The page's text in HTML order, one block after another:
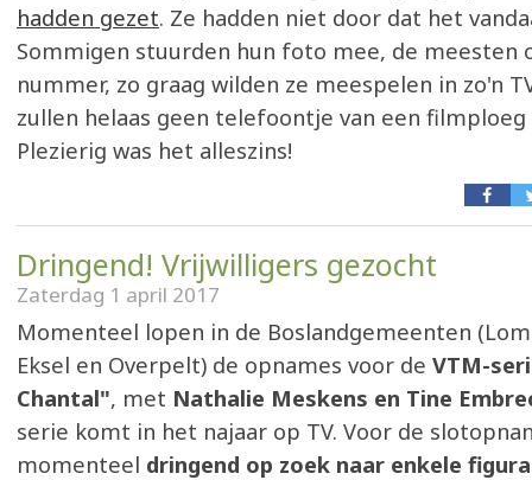
hadden gezet. Ze hadden niet door dat het
Sommigen stuurden hun foto mee, de meesten
nummer, zo graag wilden ze meespelen in zo'n
zullen helaas geen telefoontje van een
Plezierig was het alleszins!
Dringend! Vrijwilligers gezocht
Zaterdag 1 april 2017
Momenteel lopen in de Boslandgemeenten
Eksel en Overpelt) de opnames voor de VTM-
Chantal", met Nathalie Meskens en Tine
serie komt in het najaar op TV. Voor de
momenteel dringend op zoek naar enkele